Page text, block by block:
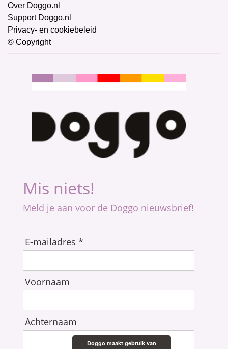
Over Doggo.nl
Support Doggo.nl
Privacy- en cookiebeleid
© Copyright
Mis niets!
Meld je aan voor de Doggo nieuwsbrief!
E-mailadres *
Voornaam
Achternaam
Doggo maakt gebruik van